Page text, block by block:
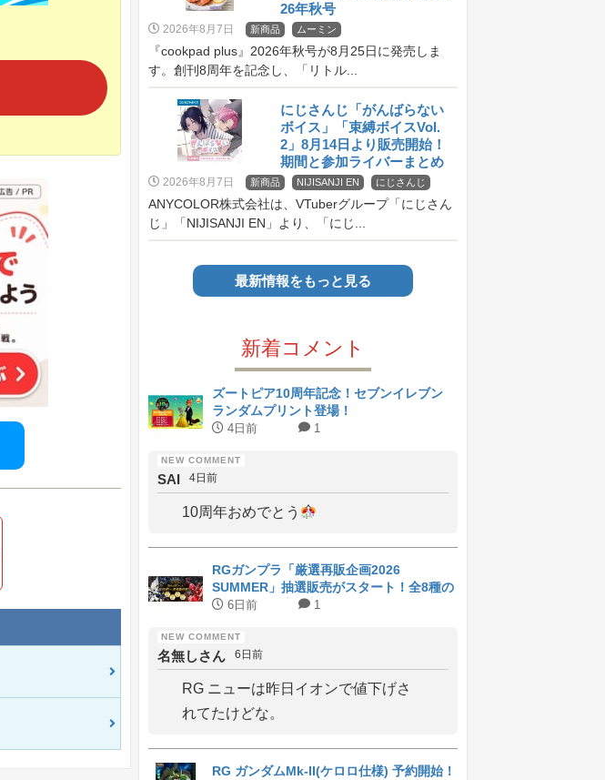
26年秋号
2026年8月7日 新商品 ムーミン
『cookpad plus』2026年秋号が8月25日に発売しま
す。創刊8周年を記念し、「リトル...
にじさんじ「がんばらない
ボイス」「束縛ボイスVol.
2」8月14日より販売開始！
期間と参加ライバーまとめ
2026年8月7日 新商品 NIJISANJI EN にじさんじ
ANYCOLOR株式会社は、VTuberグループ「にじさん
じ」「NIJISANJI EN」より、「にじ...
最新情報をもっと見る
新着コメント
ズートピア10周年記念！セブンイレブン
ランダムプリント登場！
4日前 1
SAI 4日前
10周年おめでとう
RGガンプラ「厳選再販企画2026
SUMMER」抽選販売がスタート！全8種の
ラインナップと受付期間
6日前 1
名無しさん 6日前
RG ニューは昨日イオンで値下げさ
れてたけどな。
RG ガンダムMk-II(ケロロ仕様) 予約開始！